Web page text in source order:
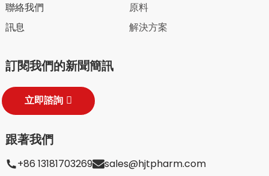
聯絡我們
訊息
原料
解決方案
訂閱我們的新聞簡訊
立即諮詢
跟著我們
+86 13181703269 sales@hjtpharm.com